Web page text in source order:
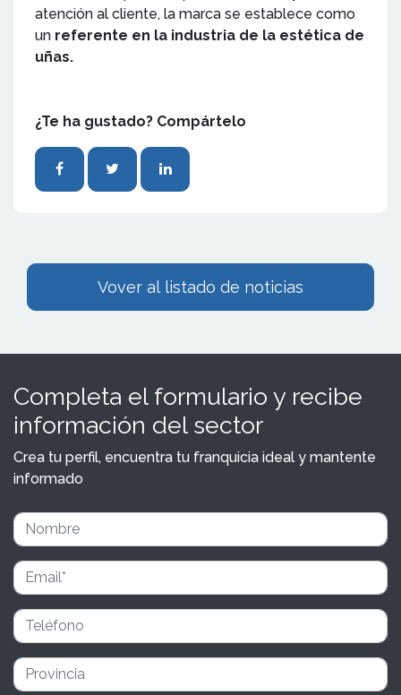
atención al cliente, la marca se establece como
un referente en la industria de la estética de
uñas.
¿Te ha gustado? Compártelo
Vover al listado de noticias
Completa el formulario y recibe
información del sector
Crea tu perfil, encuentra tu franquicia ideal y mantente
informado